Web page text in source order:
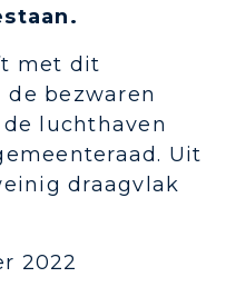
met dit
bezwaren
luchthaven
Uit
draagvlak
2022